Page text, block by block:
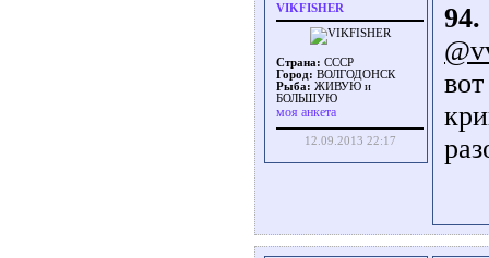
VIKFISHER
Страна: СССР
Город: ВОЛГОДОНСК
Рыба: ЖИВУЮ и
БОЛЬШУЮ
моя анкета
12.09.2013 22:17
94.